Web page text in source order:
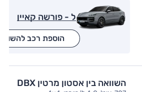
ל - פורשה קאיין
הוספת רכב להשוואה
השוואה בין אסטון מרטין DBX